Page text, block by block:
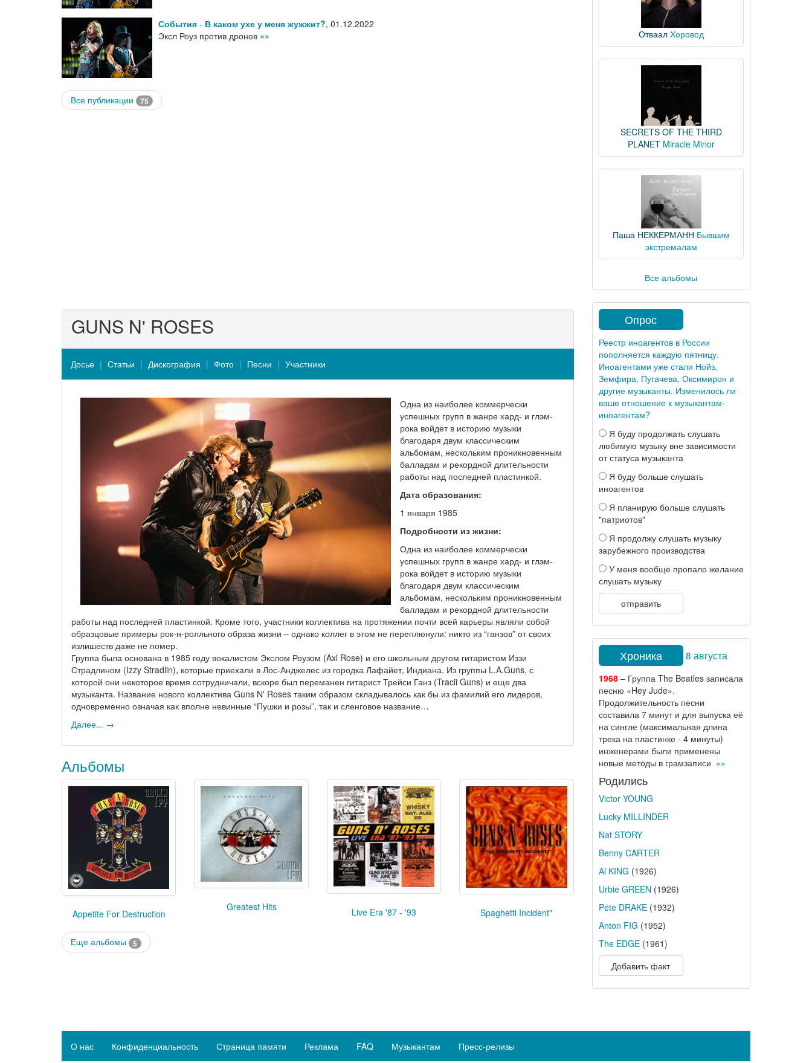
События - В каком ухе у меня жужжит?, 01.12.2022
Эксл Роуз против дронов »»
Все публикации 75
GUNS N' ROSES
Досье Статьи Дискография Фото Песни Участники
Одна из наиболее коммерчески
успешных групп в жанре хард- и глэм-
рока войдет в историю музыки
благодаря двум классическим
альбомам, нескольким проникновенным
балладам и рекордной длительности
работы над последней пластинкой.
Дата образования:
1 января 1985
Подробности из жизни:
Одна из наиболее коммерчески
успешных групп в жанре хард- и глэм-
рока войдет в историю музыки
благодаря двум классическим
альбомам, нескольким проникновенным
балладам и рекордной длительности
работы над последней пластинкой. Кроме того, участники коллектива на протяжении почти всей карьеры являли собой
образцовые примеры рок-н-ролльного образа жизни – однако коллег в этом не переплюнули: никто из “ганзов” от своих
излишеств даже не помер.
Группа была основана в 1985 году вокалистом Экслом Роузом (Axl Rose) и его школьным другом гитаристом Иззи
Страдлином (Izzy Stradlin), которые приехали в Лос-Анджелес из городка Лафайет, Индиана. Из группы L.A.Guns, с
которой они некоторое время сотрудничали, вскоре был переманен гитарист Трейси Ганз (Tracii Guns) и еще два
музыканта. Название нового коллектива Guns N' Roses таким образом складывалось как бы из фамилий его лидеров,
одновременно означая как вполне невинные “Пушки и розы”, так и сленговое название…
Далее... →
Альбомы
Appetite For Destruction
Greatest Hits Live Era '87 - '93 Spaghetti Incident"
Еще альбомы 5
Отваал Хоровод
SECRETS OF THE THIRD
PLANET Miracle Minor
Паша НЕККЕРМАНН Бывшим
экстремалам
Все альбомы
Опрос
Реестр иноагентов в России
пополняется каждую пятницу.
Иноагентами уже стали Нойз,
Земфира, Пугачева, Оксимирон и
другие музыканты. Изменилось ли
ваше отношение к музыкантам-
иноагентам?
Я буду продолжать слушать
любимую музыку вне зависимости
от статуса музыканта
Я буду больше слушать
иноагентов
Я планирую больше слушать
"патриотов"
Я продолжу слушать музыку
зарубежного производства
У меня вообще пропало желание
слушать музыку
отправить
Хроника 8 августа
1968– Группа The Beatles записала
песню «Hey Jude».
Продолжительность песни
составила 7 минут и для выпуска её
на сингле (максимальная длина
трека на пластинке - 4 минуты)
инженерами были применены
новые методы в грамзаписи »»
Родились
Victor YOUNG
Lucky MILLINDER
Nat STORY
Benny CARTER
Al KING (1926)
Urbie GREEN (1926)
Pete DRAKE(1932)
Anton FIG (1952)
The EDGE(1961)
Добавить факт
О нас Конфиденциальность Страница памяти Реклама FAQ Музыкантам Пресс-релизы